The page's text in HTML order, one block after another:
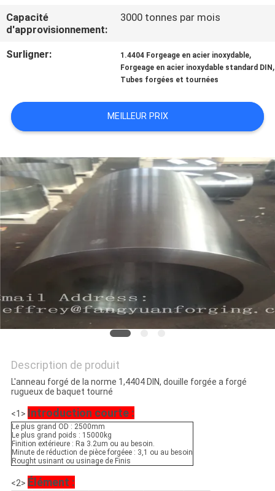
NOUS
NOUVELLES
UNE
CITATION
PLAN
DU
SITE
PRIVACY
POLICY
Capacité
d'approvisionnement:
3000 tonnes par mois
Surligner: 1.4404 Forgeage en acier inoxydable,
Forgeage en acier inoxydable standard DIN ,
Tubes forgées et tournées
MEILLEUR PRIX
Description de produit
L'anneau forgé de la norme 1,4404 DIN, douille forgée a forgé
rugueux de baquet tourné
<1> Introduction courte :
Le plus grand OD : 2500mm
Le plus grand poids : 15000kg
Finition extérieure : Ra 3.2um ou au besoin.
Minute de réduction de pièce forgéee : 3,1 ou au besoin
Rought usinant ou usinage de Finis
<2> Élément :